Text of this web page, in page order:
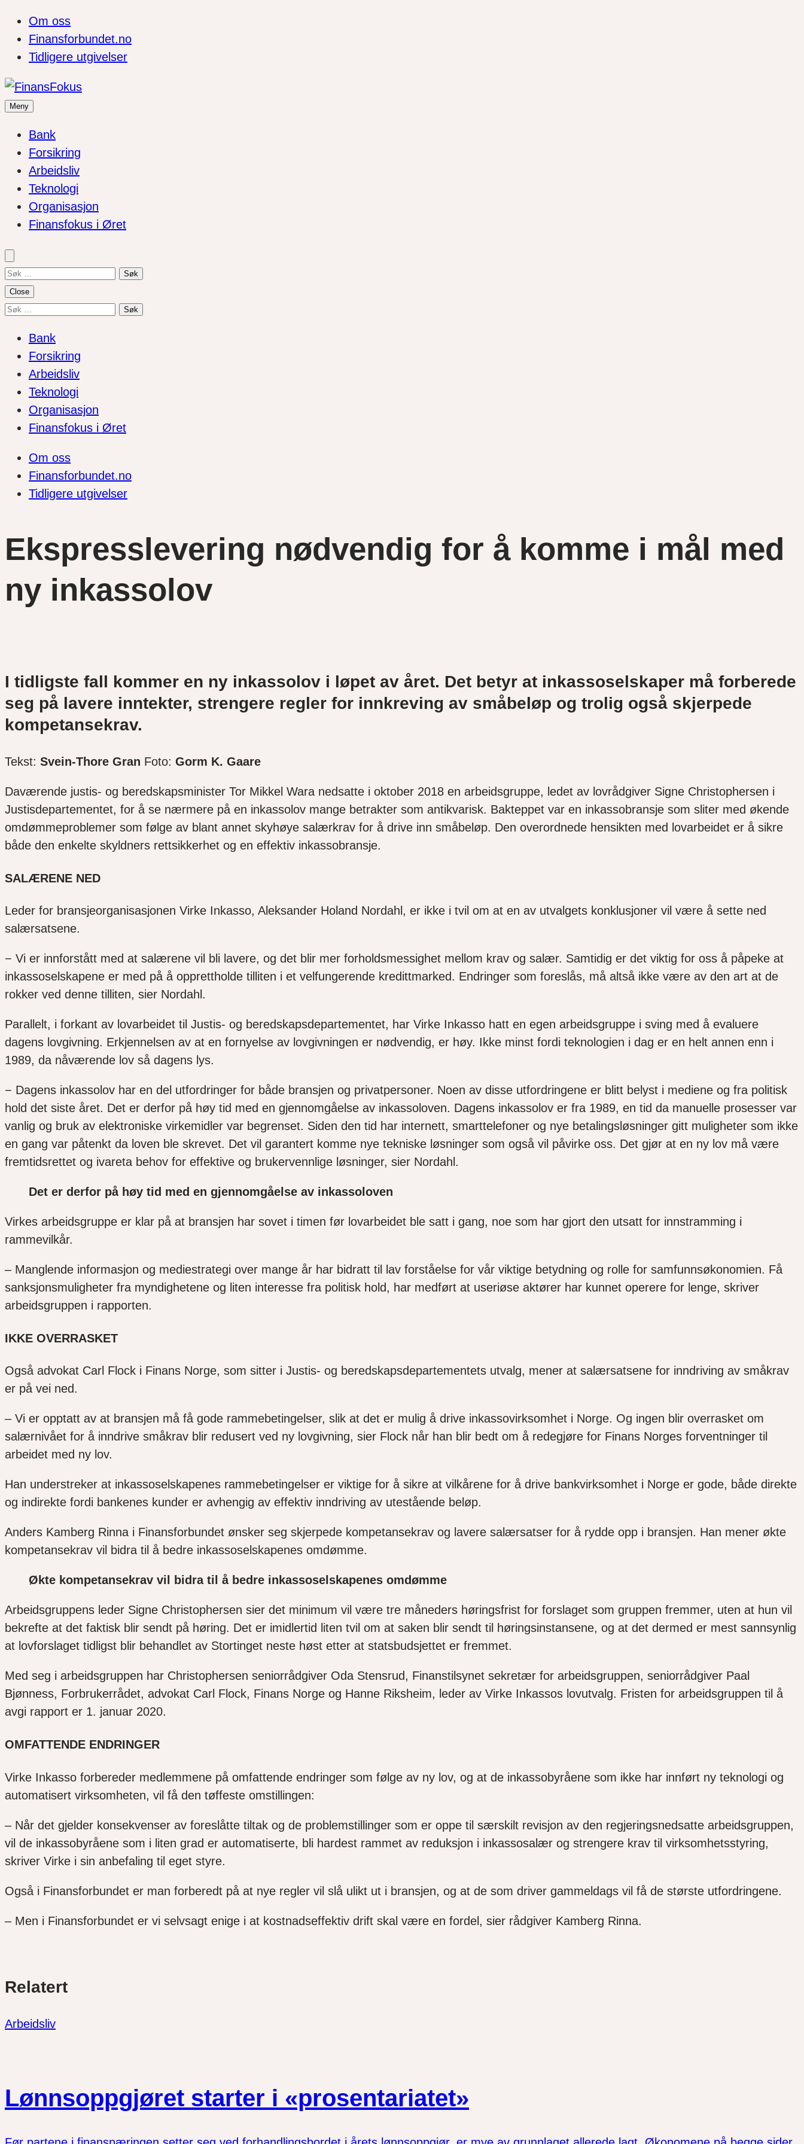
Om oss
Finansforbundet.no
Tidligere utgivelser
Meny
Bank
Forsikring
Arbeidsliv
Teknologi
Organisasjon
Finansfokus i Øret
Søk
etter:
Close
Søk
Bank
Forsikring
Arbeidsliv
Teknologi
Organisasjon
Finansfokus i Øret
Om oss
Finansforbundet.no
Tidligere utgivelser
Ekspresslevering nødvendig for å komme i mål med
ny inkassolov
I tidligste fall kommer en ny inkassolov i løpet av året. Det betyr at inkassoselskaper må forberede
seg på lavere inntekter, strengere regler for innkreving av småbeløp og trolig også skjerpede
kompetansekrav.
Tekst: Svein-Thore Gran Foto: Gorm K. Gaare
Daværende justis- og beredskapsminister Tor Mikkel Wara nedsatte i oktober 2018 en arbeidsgruppe, ledet av lovrådgiver Signe Christophersen i
Justisdepartementet, for å se nærmere på en inkassolov mange betrakter som antikvarisk. Bakteppet var en inkassobransje som sliter med økende
omdømmeproblemer som følge av blant annet skyhøye salærkrav for å drive inn småbeløp. Den overordnede hensikten med lovarbeidet er å sikre
både den enkelte skyldners rettsikkerhet og en effektiv inkassobransje.
SALÆRENE NED
Leder for bransjeorganisasjonen Virke Inkasso, Aleksander Holand Nordahl, er ikke i tvil om at en av utvalgets konklusjoner vil være å sette ned
salærsatsene.
− Vi er innforstått med at salærene vil bli lavere, og det blir mer forholdsmessighet mellom krav og salær. Samtidig er det viktig for oss å påpeke at
inkassoselskapene er med på å opprettholde tilliten i et velfungerende kredittmarked. Endringer som foreslås, må altså ikke være av den art at de
rokker ved denne tilliten, sier Nordahl.
Parallelt, i forkant av lovarbeidet til Justis- og beredskapsdepartementet, har Virke Inkasso hatt en egen arbeidsgruppe i sving med å evaluere
dagens lovgivning. Erkjennelsen av at en fornyelse av lovgivningen er nødvendig, er høy. Ikke minst fordi teknologien i dag er en helt annen enn i
1989, da nåværende lov så dagens lys.
− Dagens inkassolov har en del utfordringer for både bransjen og privatpersoner. Noen av disse utfordringene er blitt belyst i mediene og fra politisk
hold det siste året. Det er derfor på høy tid med en gjennomgåelse av inkassoloven. Dagens inkassolov er fra 1989, en tid da manuelle prosesser var
vanlig og bruk av elektroniske virkemidler var begrenset. Siden den tid har internett, smarttelefoner og nye betalingsløsninger gitt muligheter som ikke
en gang var påtenkt da loven ble skrevet. Det vil garantert komme nye tekniske løsninger som også vil påvirke oss. Det gjør at en ny lov må være
fremtidsrettet og ivareta behov for effektive og brukervennlige løsninger, sier Nordahl.
Det er derfor på høy tid med en gjennomgåelse av inkassoloven
Virkes arbeidsgruppe er klar på at bransjen har sovet i timen før lovarbeidet ble satt i gang, noe som har gjort den utsatt for innstramming i
rammevilkår.
– Manglende informasjon og mediestrategi over mange år har bidratt til lav forståelse for vår viktige betydning og rolle for samfunnsøkonomien. Få
sanksjonsmuligheter fra myndighetene og liten interesse fra politisk hold, har medført at useriøse aktører har kunnet operere for lenge, skriver
arbeidsgruppen i rapporten.
IKKE OVERRASKET
Også advokat Carl Flock i Finans Norge, som sitter i Justis- og beredskapsdepartementets utvalg, mener at salærsatsene for inndriving av småkrav
er på vei ned.
– Vi er opptatt av at bransjen må få gode rammebetingelser, slik at det er mulig å drive inkassovirksomhet i Norge. Og ingen blir overrasket om
salærnivået for å inndrive småkrav blir redusert ved ny lovgivning, sier Flock når han blir bedt om å redegjøre for Finans Norges forventninger til
arbeidet med ny lov.
Han understreker at inkassoselskapenes rammebetingelser er viktige for å sikre at vilkårene for å drive bankvirksomhet i Norge er gode, både direkte
og indirekte fordi bankenes kunder er avhengig av effektiv inndriving av utestående beløp.
Anders Kamberg Rinna i Finansforbundet ønsker seg skjerpede kompetansekrav og lavere salærsatser for å rydde opp i bransjen. Han mener økte
kompetansekrav vil bidra til å bedre inkassoselskapenes omdømme.
Økte kompetansekrav vil bidra til å bedre inkassoselskapenes omdømme
Arbeidsgruppens leder Signe Christophersen sier det minimum vil være tre måneders høringsfrist for forslaget som gruppen fremmer, uten at hun vil
bekrefte at det faktisk blir sendt på høring. Det er imidlertid liten tvil om at saken blir sendt til høringsinstansene, og at det dermed er mest sannsynlig
at lovforslaget tidligst blir behandlet av Stortinget neste høst etter at statsbudsjettet er fremmet.
Med seg i arbeidsgruppen har Christophersen seniorrådgiver Oda Stensrud, Finanstilsynet sekretær for arbeidsgruppen, seniorrådgiver Paal
Bjønness, Forbrukerrådet, advokat Carl Flock, Finans Norge og Hanne Riksheim, leder av Virke Inkassos lovutvalg. Fristen for arbeidsgruppen til å
avgi rapport er 1. januar 2020.
OMFATTENDE ENDRINGER
Virke Inkasso forbereder medlemmene på omfattende endringer som følge av ny lov, og at de inkassobyråene som ikke har innført ny teknologi og
automatisert virksomheten, vil få den tøffeste omstillingen:
– Når det gjelder konsekvenser av foreslåtte tiltak og de problemstillinger som er oppe til særskilt revisjon av den regjeringsnedsatte arbeidsgruppen,
vil de inkassobyråene som i liten grad er automatiserte, bli hardest rammet av reduksjon i inkassosalær og strengere krav til virksomhetsstyring,
skriver Virke i sin anbefaling til eget styre.
Også i Finansforbundet er man forberedt på at nye regler vil slå ulikt ut i bransjen, og at de som driver gammeldags vil få de største utfordringene.
– Men i Finansforbundet er vi selvsagt enige i at kostnadseffektiv drift skal være en fordel, sier rådgiver Kamberg Rinna.
Del
Del
twitter
Del
facebook
Relatert
Arbeidsliv
Lønnsoppgjøret starter i «prosentariatet»